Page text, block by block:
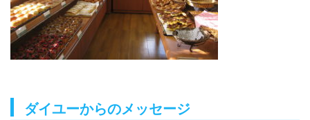
ダイユーからのメッセージ